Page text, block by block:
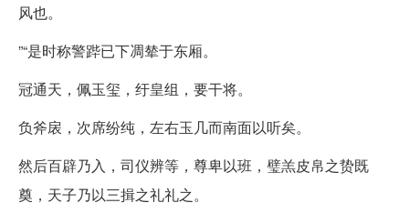
风也。
”“是时称警跸已下凋辇于东厢。
冠通天，佩玉玺，纡皇组，要干将。
负斧扆，次席纷纯，左右玉几而南面以听矣。
然后百辟乃入，司仪辨等，尊卑以班，璧羔皮帛之贽既
奠，天子乃以三揖之礼礼之。